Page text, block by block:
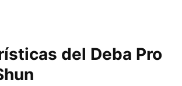
del Deba Pro